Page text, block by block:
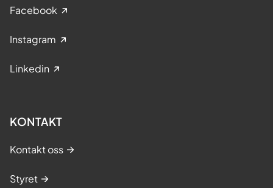
Facebook
Instagram
Linkedin
KONTAKT
Kontakt oss
Styret